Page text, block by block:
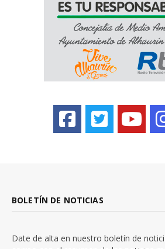
BOLETÍN DE NOTICIAS
Date de alta en nuestro boletín de